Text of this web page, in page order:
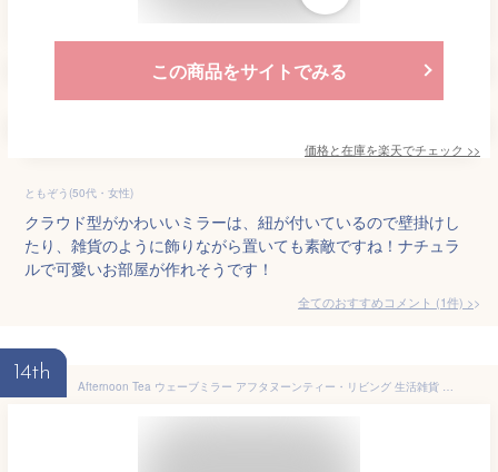
この商品をサイトでみる
価格と在庫を楽天でチェック >>
ともぞう(50代・女性)
クラウド型がかわいいミラーは、紐が付いているので壁掛けし
たり、雑貨のように飾りながら置いても素敵ですね！ナチュラ
ルで可愛いお部屋が作れそうです！
全てのおすすめコメント (1件) >
14th
Afternoon Tea ウェーブミラー アフタヌーンティー・リビング 生活雑貨 バス/トイレ/ランドリーグッズ